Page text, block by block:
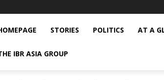
STORIES POLITICS AT A
IBR ASIA GROUP